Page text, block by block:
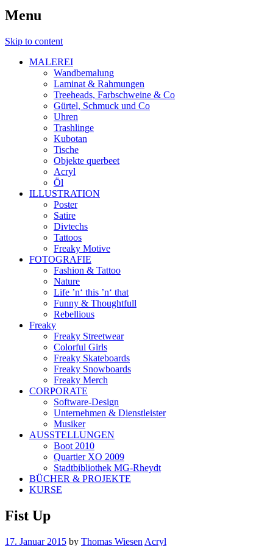
Menu
Skip to content
MALEREI
Wandbemalung
Laminat & Rahmungen
Treeheads, Farbschweine & Co
Gürtel, Schmuck und Co
Uhren
Trashlinge
Kubotan
Tische
Objekte querbeet
Acryl
Öl
ILLUSTRATION
Poster
Satire
Divtechs
Tattoos
Freaky Motive
FOTOGRAFIE
Fashion & Tattoo
Nature
Life ’n‘ this ’n‘ that
Funny & Thoughtfull
Rebellious
Freaky
Freaky Streetwear
Colorful Girls
Freaky Skateboards
Freaky Snowboards
Freaky Merch
CORPORATE
Software-Design
Unternehmen & Dienstleister
Musiker
AUSSTELLUNGEN
Boot 2010
Quartier XO 2009
Stadtbibliothek MG-Rheydt
BÜCHER & PROJEKTE
KURSE
Fist Up
17. Januar 2015 by Thomas Wiesen Acryl